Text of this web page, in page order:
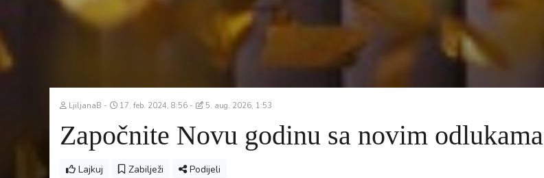
LjiljanaB 17. feb. 2024, 8:56 5. aug. 2026, 1:53
Započnite Novu godinu sa novim odlukama
Lajkuj Zabilježi Podijeli